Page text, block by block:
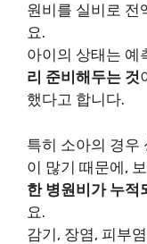
원비를 실비로 전
요.
아이의 상태는 예
리 준비해두는 것
했다고 합니다.
특히 소아의 경우
이 많기 때문에,
한 병원비가 누적
요.
감기, 장염, 피부